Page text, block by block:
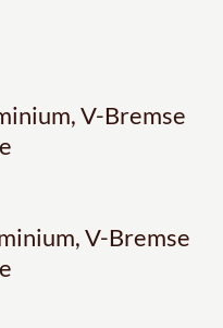
V-Bremse
V-Bremse